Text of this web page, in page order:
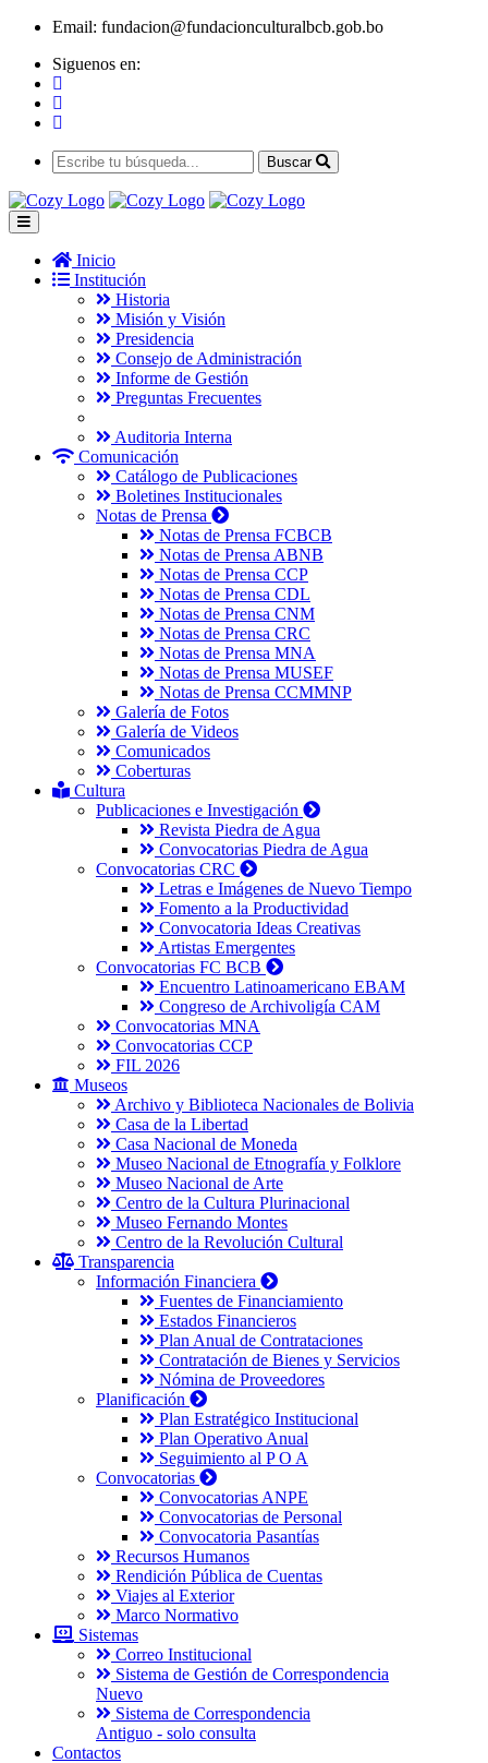
Email: fundacion@fundacionculturalbcb.gob.bo
Siguenos en:
Buscar
Inicio
Institución
Historia
Misión y Visión
Presidencia
Consejo de Administración
Informe de Gestión
Preguntas Frecuentes
Auditoria Interna
Comunicación
Catálogo de Publicaciones
Boletines Institucionales
Notas de Prensa
Notas de Prensa FCBCB
Notas de Prensa ABNB
Notas de Prensa CCP
Notas de Prensa CDL
Notas de Prensa CNM
Notas de Prensa CRC
Notas de Prensa MNA
Notas de Prensa MUSEF
Notas de Prensa CCMMNP
Galería de Fotos
Galería de Videos
Comunicados
Coberturas
Cultura
Publicaciones e Investigación
Revista Piedra de Agua
Convocatorias Piedra de Agua
Convocatorias CRC
Letras e Imágenes de Nuevo Tiempo
Fomento a la Productividad
Convocatoria Ideas Creativas
Artistas Emergentes
Convocatorias FC BCB
Encuentro Latinoamericano EBAM
Congreso de Archivoligía CAM
Convocatorias MNA
Convocatorias CCP
FIL 2026
Museos
Archivo y Biblioteca Nacionales de Bolivia
Casa de la Libertad
Casa Nacional de Moneda
Museo Nacional de Etnografía y Folklore
Museo Nacional de Arte
Centro de la Cultura Plurinacional
Museo Fernando Montes
Centro de la Revolución Cultural
Transparencia
Información Financiera
Fuentes de Financiamiento
Estados Financieros
Plan Anual de Contrataciones
Contratación de Bienes y Servicios
Nómina de Proveedores
Planificación
Plan Estratégico Institucional
Plan Operativo Anual
Seguimiento al P O A
Convocatorias
Convocatorias ANPE
Convocatorias de Personal
Convocatoria Pasantías
Recursos Humanos
Rendición Pública de Cuentas
Viajes al Exterior
Marco Normativo
Sistemas
Correo Institucional
Sistema de Gestión de Correspondencia
Nuevo
Sistema de Correspondencia
Antiguo - solo consulta
Contactos